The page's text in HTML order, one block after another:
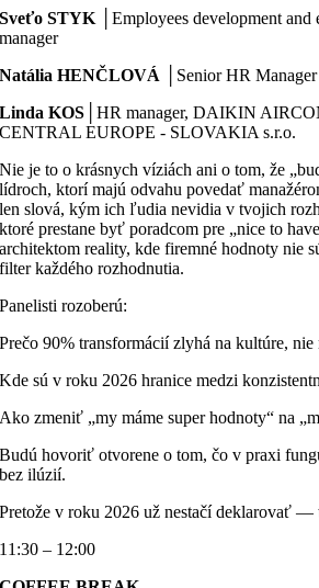
Sveťo STYK│Employees development and
manager
Natália HENČLOVÁ │Senior HR
Linda KOS │HR manager, DAIKIN
CENTRAL EUROPE - SLOVAKIA s.r.o.
Nie je to o krásnych víziách ani o tom, že
lídroch, ktorí majú odvahu povedať
len slová, kým ich ľudia nevidia v tvojich
ktoré prestane byť poradcom pre „nice to
architektom reality, kde firemné hodnoty nie
filter každého rozhodnutia.
Panelisti rozoberú:
Prečo 90% transformácií zlyhá na kultúre, nie
Kde sú v roku 2026 hranice medzi
Ako zmeniť „my máme super hodnoty“ na
Budú hovoriť otvorene o tom, čo v praxi
bez ilúzií.
Pretože v roku 2026 už nestačí deklarovať —
11:30 – 12:00